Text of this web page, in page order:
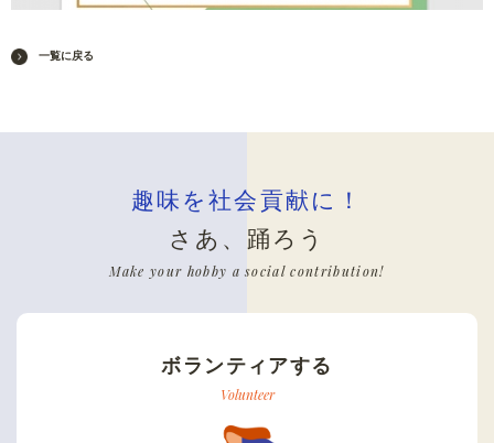
一覧に戻る
趣味を社会貢献に！
さあ、踊ろう
Make your hobby a social contribution!
ボランティアする
Volunteer